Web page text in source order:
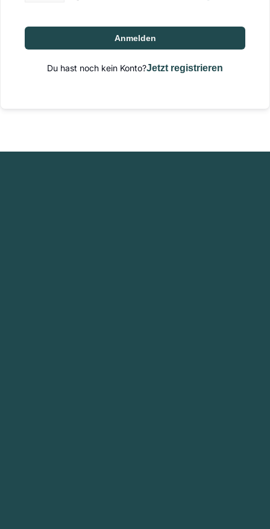
Anmelden
Du hast noch kein Konto?Jetzt registrieren